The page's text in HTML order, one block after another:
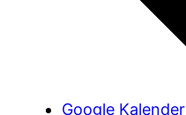
Google Kalender